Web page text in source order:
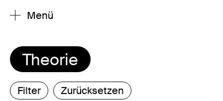
Menü
Theorie
Filter Zurücksetzen